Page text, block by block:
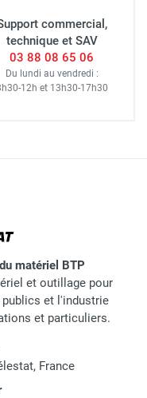
commercial,
technique et SAV
03 88 08 65 06
Du lundi au vendredi :
12h et 13h30-17h30
matériel BTP
et outillage pour
publics et l'industrie
et particuliers.
France